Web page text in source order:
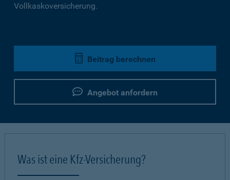
Vollkaskoversicherung.
Beitrag berechnen
Angebot anfordern
Was ist eine Kfz-Versicherung?